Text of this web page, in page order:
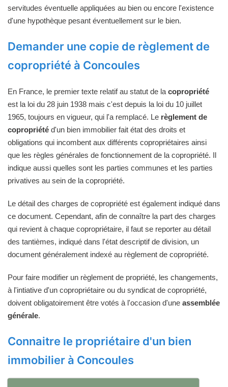
servitudes éventuelle appliquées au bien ou encore l'existence
d'une hypothèque pesant éventuellement sur le bien.
Demander une copie de règlement de
copropriété à Concoules
En France, le premier texte relatif au statut de la copropriété
est la loi du 28 juin 1938 mais c'est depuis la loi du 10 juillet
1965, toujours en vigueur, qui l'a remplacé. Le règlement de
copropriété d'un bien immobilier fait état des droits et
obligations qui incombent aux différents copropriétaires ainsi
que les règles générales de fonctionnement de la copropriété. Il
indique aussi quelles sont les parties communes et les parties
privatives au sein de la copropriété.
Le détail des charges de copropriété est également indiqué dans
ce document. Cependant, afin de connaître la part des charges
qui revient à chaque copropriétaire, il faut se reporter au détail
des tantièmes, indiqué dans l'état descriptif de division, un
document généralement indexé au règlement de copropriété.
Pour faire modifier un règlement de propriété, les changements,
à l'intiative d'un copropriétaire ou du syndicat de copropriété,
doivent obligatoirement être votés à l'occasion d'une assemblée
générale.
Connaitre le propriétaire d'un bien
immobilier à Concoules